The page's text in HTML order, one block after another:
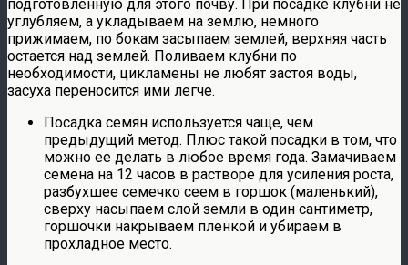
подготовленную для этого почву. При посадке клубни не
углубляем, а укладываем на землю, немного
прижимаем, по бокам засыпаем землей, верхняя часть
остается над землей. Поливаем клубни по
необходимости, цикламены не любят застоя воды,
засуха переносится ими легче.
Посадка семян используется чаще, чем
предыдущий метод. Плюс такой посадки в том, что
можно ее делать в любое время года. Замачиваем
семена на 12 часов в растворе для усиления роста,
разбухшее семечко сеем в горшок (маленький),
сверху насыпаем слой земли в один сантиметр,
горшочки накрываем пленкой и убираем в
прохладное место.